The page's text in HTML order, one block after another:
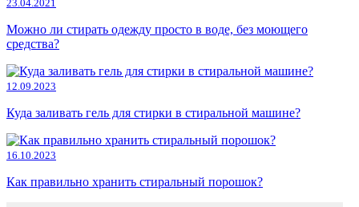
23.04.2021
Можно ли стирать одежду просто в воде, без моющего
средства?
12.09.2023
Куда заливать гель для стирки в стиральной машине?
16.10.2023
Как правильно хранить стиральный порошок?